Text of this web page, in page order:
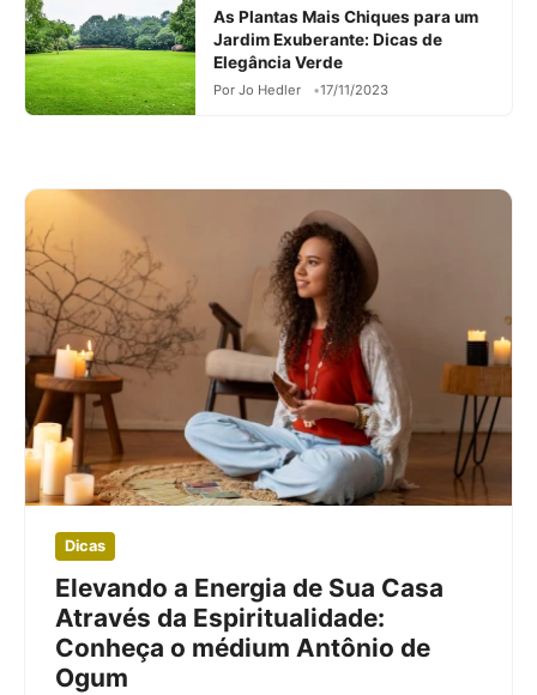
As Plantas Mais Chiques para um
Jardim Exuberante: Dicas de
Elegância Verde
Por Jo Hedler 17/11/2023
Dicas
Elevando a Energia de Sua Casa
Através da Espiritualidade:
Conheça o médium Antônio de
Ogum